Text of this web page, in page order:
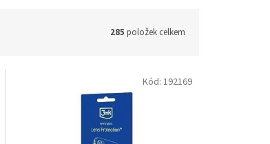
285 položek celkem
Kód: 192169